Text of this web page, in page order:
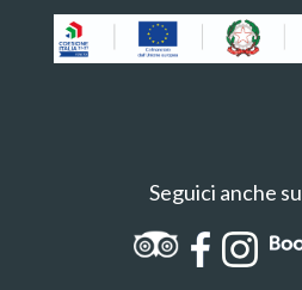
Seguici anche su